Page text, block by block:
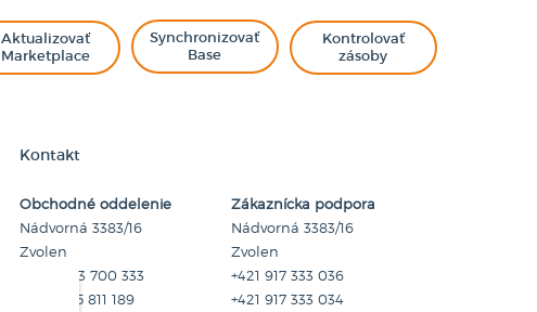
Aktualizovať
Marketplace
Synchronizovať
Base
Kontrolovať
zásoby
Kontakt
Obchodné oddelenie
Nádvorná 3383/16
Zvolen
+ 421 45 3 700 333
+ 421 905 811 189
Zákaznícka podpora
Nádvorná 3383/16
Zvolen
+421 917 333 036
+421 917 333 034